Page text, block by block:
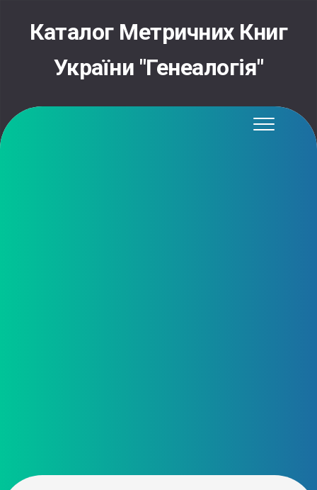
contentКаталог Метричних Книг
України "Генеалогія"